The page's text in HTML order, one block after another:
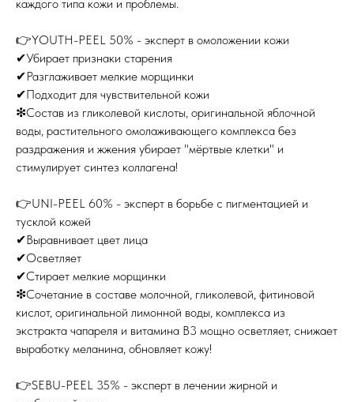
каждого типа кожи и проблемы.
👉YOUTH-PEEL 50% - эксперт в омоложении кожи
✔Убирает признаки старения
✔Разглаживает мелкие морщинки
✔Подходит для чувствительной кожи
❇Состав из гликолевой кислоты, оригинальной яблочной
воды, растительного омолаживающего комплекса без
раздражения и жжения убирает "мёртвые клетки" и
стимулирует синтез коллагена!
👉UNI-PEEL 60% - эксперт в борьбе с пигментацией и
тусклой кожей
✔Выравнивает цвет лица
✔Осветляет
✔Стирает мелкие морщинки
❇Сочетание в составе молочной, гликолевой, фитиновой
кислот, оригинальной лимонной воды, комплекса из
экстракта чапареля и витамина В3 мощно осветляет, снижает
выработку меланина, обновляет кожу!
👉SEBU-PEEL 35% - эксперт в лечении жирной и